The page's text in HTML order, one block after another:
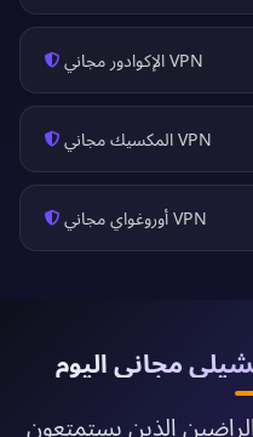
VPN الإكوادور مجاني
VPN المكسيك مجاني
VPN أوروغواي مجاني
الذين يستمتعون